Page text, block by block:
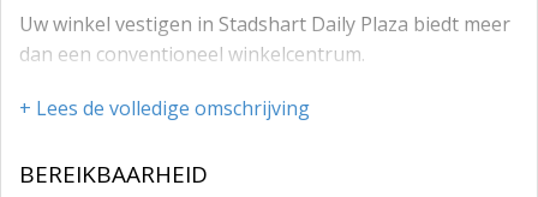
Uw winkel vestigen in Stadshart Daily Plaza biedt meer
dan een conventioneel winkelcentrum.
Hier sluit u aan bij een daily convenience concept: van
supermarkt en ambachtelijke (vers) winkels tot
die elkaar versterken, waarbij het accent ligt op gemak:
+ Lees de volledige omschrijving
BEREIKBAARHEID